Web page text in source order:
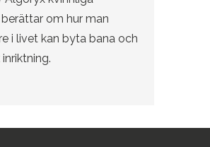
om hur man
i livet kan byta bana och